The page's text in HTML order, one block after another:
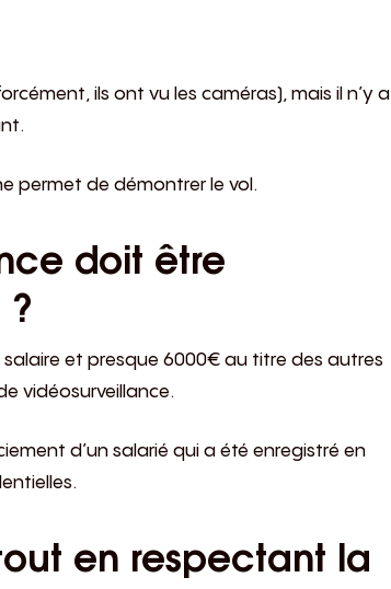
ils ont vu les caméras), mais il n’y a
permet de démontrer le vol.
doit être
?
et presque 6000€ au titre des autres
vidéosurveillance.
d’un salarié qui a été enregistré en
en respectant la